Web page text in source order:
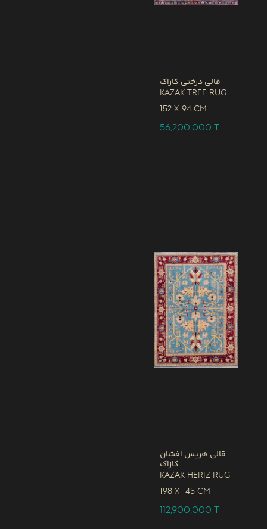
قالی درختی کازاک
Kazak Tree Rug
152 x 94 CM
56,200,000T
قالی هریس افشان
کازاک
Kazak Heriz Rug
198 x 145 CM
112,900,000T